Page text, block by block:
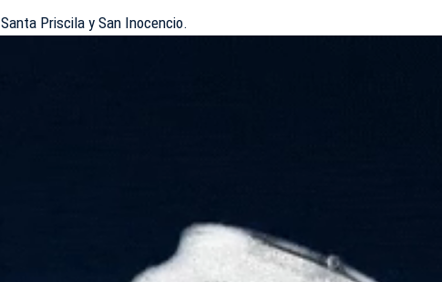
Santa Priscila y San Inocencio.